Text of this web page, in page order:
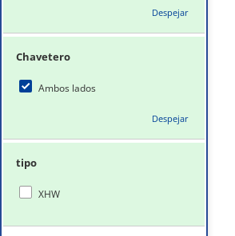
Despejar
Chavetero
Ambos lados
Despejar
tipo
XHW